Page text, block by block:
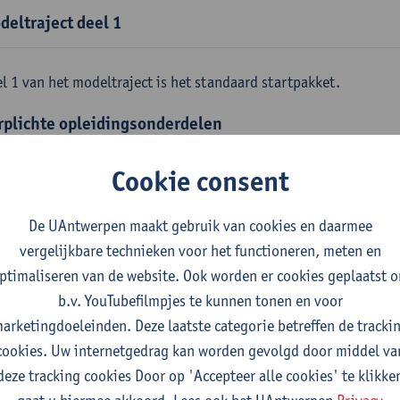
deel 1
1 van het modeltraject is het standaard startpakket.
opleidingsonderdelen
1E SEM
methoden en technieken
1E SEM
Jan Sijbers
chemie m.i.v. labovaardigheden
1E SEM
Frank Blockhuys Christophe De Bie
Cookie consent
De UAntwerpen maakt gebruik van cookies en daarmee
vergelijkbare technieken voor het functioneren, meten en
van de website. Ook worden er cookies geplaatst
b.v. YouTubefilmpjes te kunnen tonen en voor
Deze laatste categorie betreffen de
Uw internetgedrag kan worden gevolgd door middel
tracking cookies Door op 'Accepteer alle cookies' te